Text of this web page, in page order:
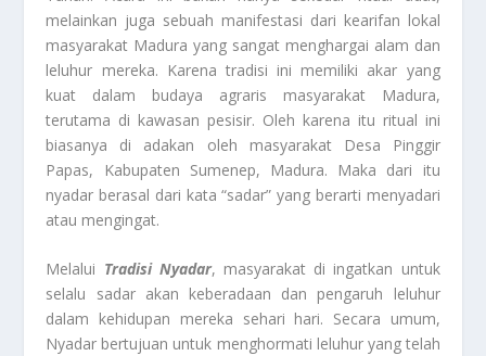
melainkan juga sebuah manifestasi dari kearifan lokal
masyarakat Madura yang sangat menghargai alam dan
leluhur mereka. Karena tradisi ini memiliki akar yang
kuat dalam budaya agraris masyarakat Madura,
terutama di kawasan pesisir. Oleh karena itu ritual ini
biasanya di adakan oleh masyarakat Desa Pinggir
Papas, Kabupaten Sumenep, Madura. Maka dari itu
nyadar berasal dari kata “sadar” yang berarti menyadari
atau mengingat.
Melalui Tradisi Nyadar, masyarakat di ingatkan untuk
selalu sadar akan keberadaan dan pengaruh leluhur
dalam kehidupan mereka sehari hari. Secara umum,
Nyadar bertujuan untuk menghormati leluhur yang telah